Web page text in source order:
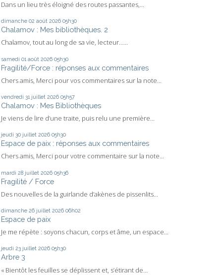
Dans un lieu très éloigné des routes passantes,...
dimanche 02 août 2026 05h30
Chalamov : Mes bibliothèques. 2
Chalamov, tout au long de sa vie, lecteur…...
samedi 01 août 2026 05h30
Fragilité/Force : réponses aux commentaires
Chers amis, Merci pour vos commentaires sur la note...
vendredi 31 juillet 2026 05h57
Chalamov : Mes Bibliothèques
Je viens de lire d’une traite, puis relu une première...
jeudi 30 juillet 2026 05h30
Espace de paix : réponses aux commentaires
Chers amis, Merci pour votre commentaire sur la note...
mardi 28 juillet 2026 05h36
Fragilité / Force
Des nouvelles de la guirlande d’akènes de pissenlits...
dimanche 26 juillet 2026 06h02
Espace de paix
Je me répète : soyons chacun, corps et âme, un espace...
jeudi 23 juillet 2026 05h30
Arbre 3
« Bientôt les feuilles se déplissent et, s’étirant de...